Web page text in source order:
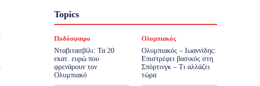
Topics
Ποδόσφαιρο
Νταβιτασβίλι: Τα 20
εκατ. ευρώ που
φρενάρουν τον
Ολυμπιακό
Ολυμπιακός
Ολυμπιακός – Ιωαννίδης:
Επιστρέφει βασικός στη
Σπόρτινγκ – Τι αλλάζει
τώρα